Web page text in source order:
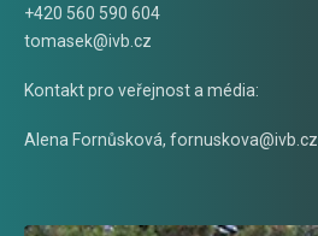
+420 560 590 604
tomasek@ivb.cz
Kontakt pro veřejnost a média:
Alena Fornůsková, fornuskova@ivb.cz